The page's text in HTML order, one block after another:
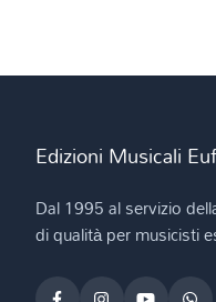
Edizioni Musicali
Dal 1995 al servizio
di qualità per musicisti